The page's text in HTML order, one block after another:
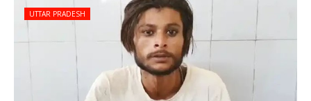
UTTAR PRADESH